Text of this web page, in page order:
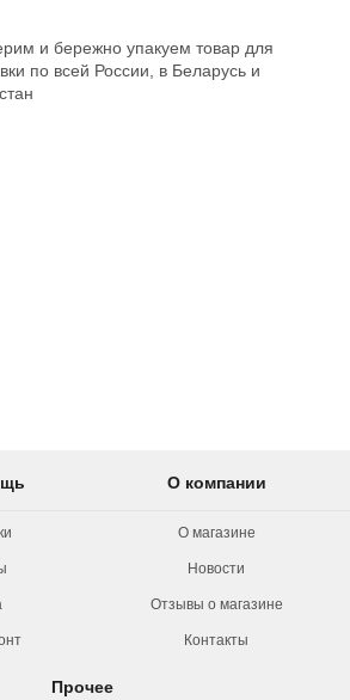
и бережно упакуем товар для
по всей России, в Беларусь и
О компании
О магазине
Новости
Отзывы о магазине
Контакты
Прочее